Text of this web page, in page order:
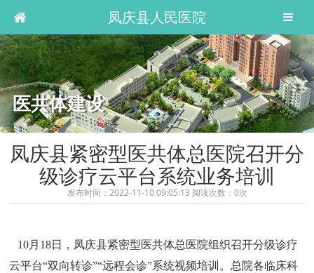
凤庆县人民医院
医共体建设
凤庆县紧密型医共体总医院召开分
级诊疗云平台系统业务培训
发布时间：2022-11-10 09:05:13 阅读次数： 0次
10月18日，凤庆县紧密型医共体总医院组织召开分级诊疗
云平台“双向转诊”“远程会诊”系统视频培训。总院各临床科